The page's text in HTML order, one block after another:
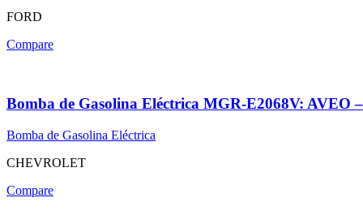
FORD
Compare
Bomba de Gasolina Eléctrica MGR-E2068V:
Bomba de Gasolina Eléctrica
CHEVROLET
Compare